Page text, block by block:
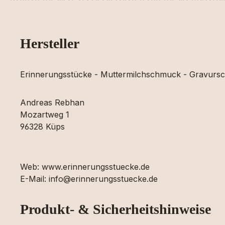
Hersteller
Erinnerungsstücke - Muttermilchschmuck -
Andreas Rebhan
Mozartweg 1
96328 Küps
Web: www.erinnerungsstuecke.de
E-Mail: info@erinnerungsstuecke.de
Produkt- & Sicherheitshinweise